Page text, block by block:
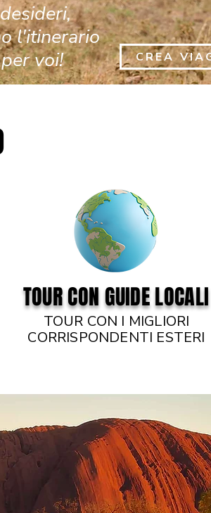
l'itinerario
voi!
CREA
TOUR CON GUIDE LOCALI
TOUR CON I MIGLIORI
CORRISPONDENTI ESTERI